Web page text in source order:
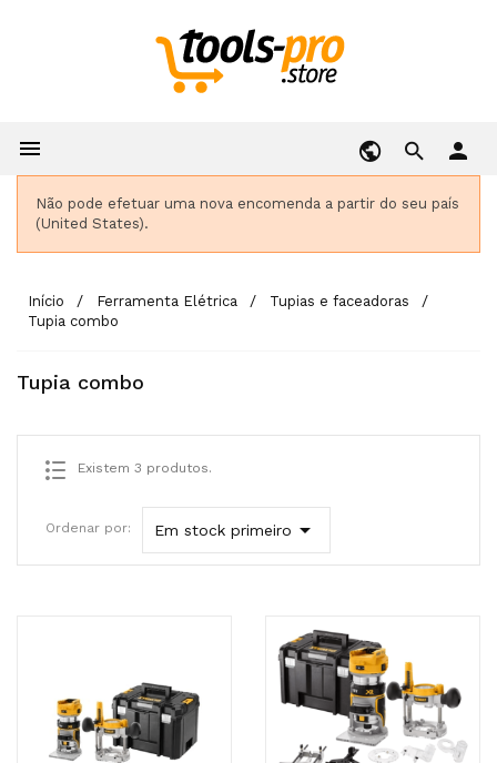
 person
Não pode efetuar uma nova encomenda a partir do seu país
(United States).
Início Ferramenta Elétrica
Tupias e faceadoras
Tupia combo
Tupia combo
Existem 3 produtos.
Ordenar por: Em stock primeiro 